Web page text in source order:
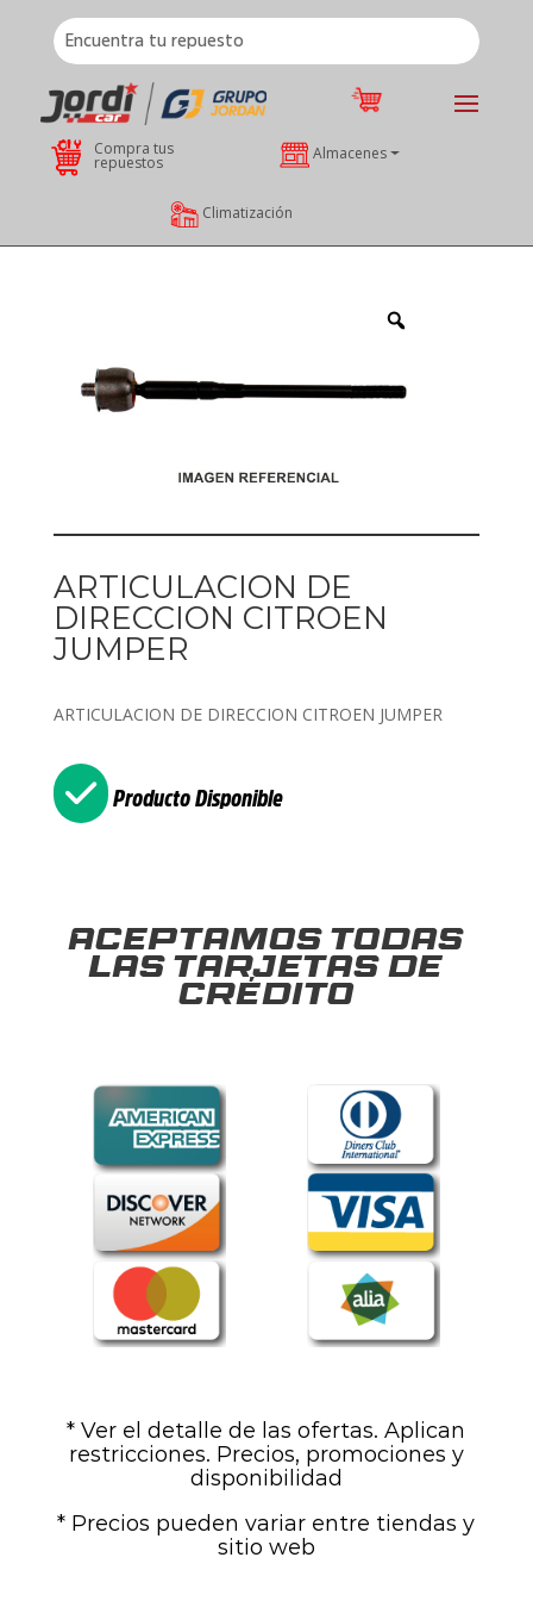
Compra tus
repuestos Almacenes
Climatización
ARTICULACION DE
DIRECCION CITROEN
JUMPER
ARTICULACION DE DIRECCION CITROEN JUMPER
Producto Disponible
Aceptamos todas
las tarjetas de
crédito
* Ver el detalle de las ofertas. Aplican
restricciones. Precios, promociones y
disponibilidad
* Precios pueden variar entre tiendas y
sitio web